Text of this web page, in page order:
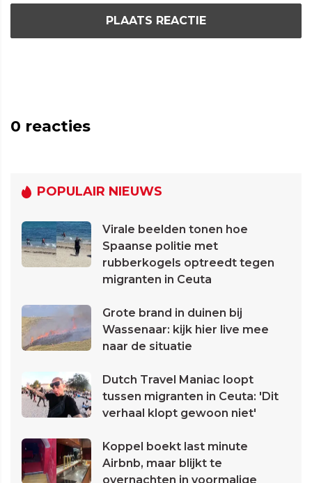
PLAATS REACTIE
0 reacties
POPULAIR NIEUWS
Virale beelden tonen hoe
Spaanse politie met
rubberkogels optreedt tegen
migranten in Ceuta
Grote brand in duinen bij
Wassenaar: kijk hier live mee
naar de situatie
Dutch Travel Maniac loopt
tussen migranten in Ceuta: 'Dit
verhaal klopt gewoon niet'
Koppel boekt last minute
Airbnb, maar blijkt te
overnachten in voormalige